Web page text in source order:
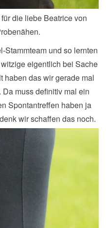
die liebe Beatrice von
Stammteam und so lernten
eigentlich bei Sache
haben das wir gerade mal
muss definitiv mal ein
Spontantreffen haben ja
wir schaffen das noch.